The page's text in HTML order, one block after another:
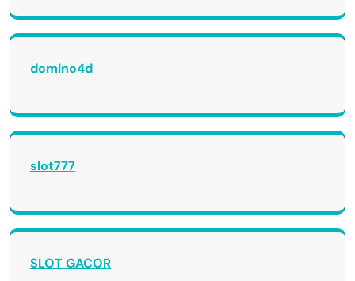
domino4d
slot777
SLOT GACOR